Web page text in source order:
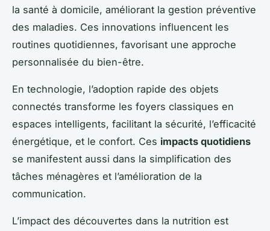
la santé à domicile, améliorant la gestion préventive
des maladies. Ces innovations influencent les
routines quotidiennes, favorisant une approche
personnalisée du bien-être.
En technologie, l’adoption rapide des objets
connectés transforme les foyers classiques en
espaces intelligents, facilitant la sécurité, l’efficacité
énergétique, et le confort. Ces impacts quotidiens
se manifestent aussi dans la simplification des
tâches ménagères et l’amélioration de la
communication.
L’impact des découvertes dans la nutrition est